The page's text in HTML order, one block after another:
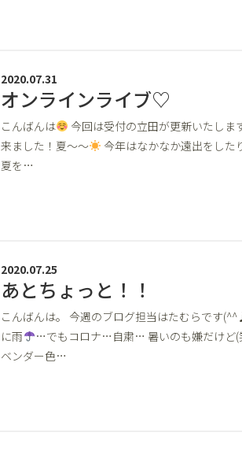
2020.07.31
オンラインライブ♡
こんばんは
今回は受付の立田が更新いたし
来ました！夏～～
今年はなかなか遠出をした
夏を…
2020.07.25
あとちょっと！！
こんばんは。 今週のブログ担当はたむらです
に雨
…でもコロナ…自粛… 暑いのも嫌だけど(
ベンダー色…